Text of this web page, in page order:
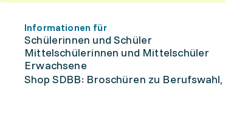
Informationen für
Schülerinnen und Schüler
Mittelschülerinnen und Mittelschüler
Erwachsene
Shop SDBB: Broschüren zu